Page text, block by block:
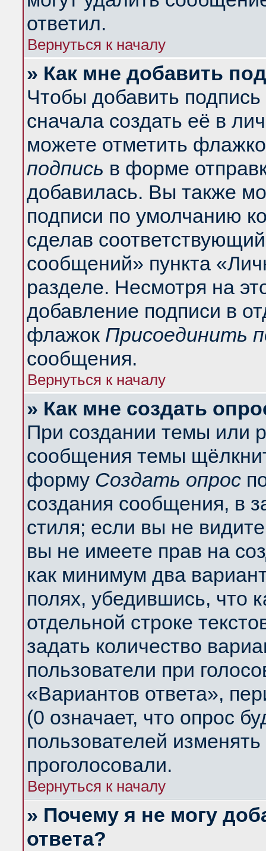
ответил.
Вернуться к началу
» Как мне добавить
Чтобы добавить
сначала создать её в
можете отметить
подпись в форме
добавилась. Вы также
подписи по умолчанию
сделав
сообщений» пункта
разделе. Несмотря на
добавление подписи в
флажок Присоединить
сообщения.
Вернуться к началу
» Как мне создать
При создании темы или
сообщения темы
форму Создать опрос
создания сообщения, в
стиля; если вы не
вы не имеете прав на
как минимум два
полях, убедившись, что
отдельной строке
задать количество
пользователи при
«Вариантов ответа»,
(0 означает, что опрос
пользователей
проголосовали.
Вернуться к началу
» Почему я не могу
ответа?